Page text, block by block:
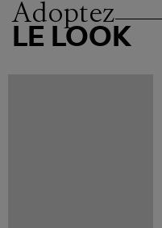
Adoptez
LE LOOK